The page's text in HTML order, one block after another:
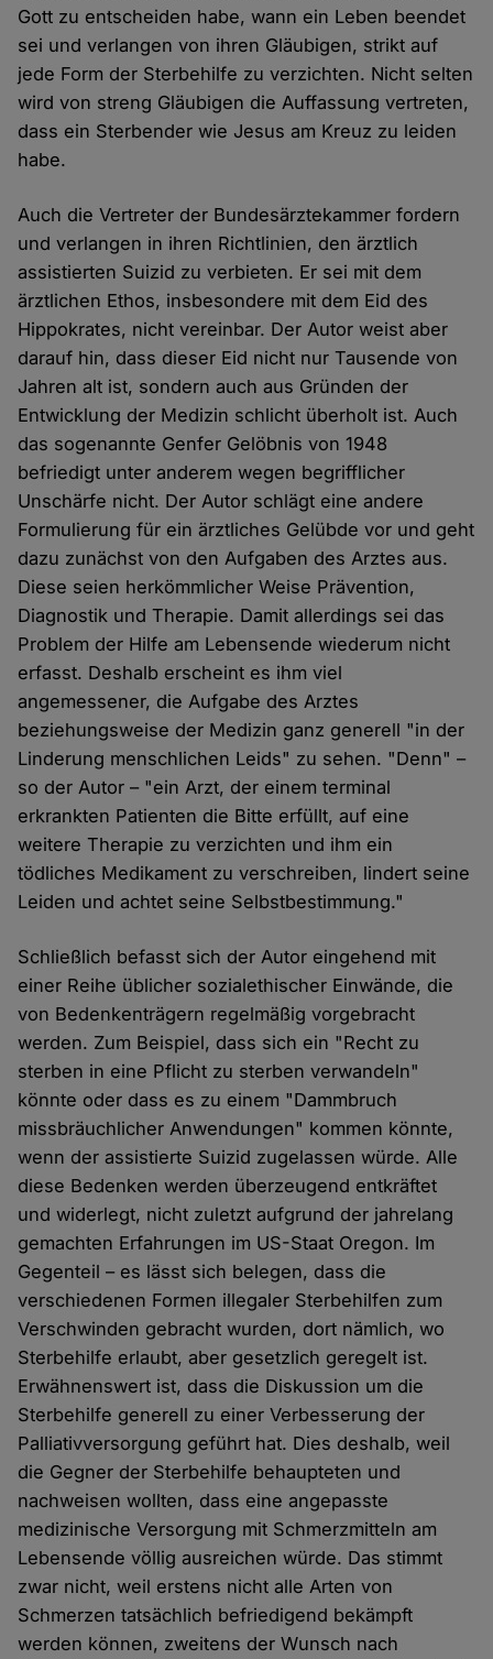
Gott zu entscheiden habe, wann ein Leben beendet
sei und verlangen von ihren Gläubigen, strikt auf
jede Form der Sterbehilfe zu verzichten. Nicht selten
wird von streng Gläubigen die Auffassung vertreten,
dass ein Sterbender wie Jesus am Kreuz zu leiden
habe.
Auch die Vertreter der Bundesärztekammer fordern
und verlangen in ihren Richtlinien, den ärztlich
assistierten Suizid zu verbieten. Er sei mit dem
ärztlichen Ethos, insbesondere mit dem Eid des
Hippokrates, nicht vereinbar. Der Autor weist aber
darauf hin, dass dieser Eid nicht nur Tausende von
Jahren alt ist, sondern auch aus Gründen der
Entwicklung der Medizin schlicht überholt ist. Auch
das sogenannte Genfer Gelöbnis von 1948
befriedigt unter anderem wegen begrifflicher
Unschärfe nicht. Der Autor schlägt eine andere
Formulierung für ein ärztliches Gelübde vor und geht
dazu zunächst von den Aufgaben des Arztes aus.
Diese seien herkömmlicher Weise Prävention,
Diagnostik und Therapie. Damit allerdings sei das
Problem der Hilfe am Lebensende wiederum nicht
erfasst. Deshalb erscheint es ihm viel
angemessener, die Aufgabe des Arztes
beziehungsweise der Medizin ganz generell "in der
Linderung menschlichen Leids" zu sehen. "Denn" –
so der Autor – "ein Arzt, der einem terminal
erkrankten Patienten die Bitte erfüllt, auf eine
weitere Therapie zu verzichten und ihm ein
tödliches Medikament zu verschreiben, lindert seine
Leiden und achtet seine Selbstbestimmung."
Schließlich befasst sich der Autor eingehend mit
einer Reihe üblicher sozialethischer Einwände, die
von Bedenkenträgern regelmäßig vorgebracht
werden. Zum Beispiel, dass sich ein "Recht zu
sterben in eine Pflicht zu sterben verwandeln"
könnte oder dass es zu einem "Dammbruch
missbräuchlicher Anwendungen" kommen könnte,
wenn der assistierte Suizid zugelassen würde. Alle
diese Bedenken werden überzeugend entkräftet
und widerlegt, nicht zuletzt aufgrund der jahrelang
gemachten Erfahrungen im US-Staat Oregon. Im
Gegenteil – es lässt sich belegen, dass die
verschiedenen Formen illegaler Sterbehilfen zum
Verschwinden gebracht wurden, dort nämlich, wo
Sterbehilfe erlaubt, aber gesetzlich geregelt ist.
Erwähnenswert ist, dass die Diskussion um die
Sterbehilfe generell zu einer Verbesserung der
Palliativversorgung geführt hat. Dies deshalb, weil
die Gegner der Sterbehilfe behaupteten und
nachweisen wollten, dass eine angepasste
medizinische Versorgung mit Schmerzmitteln am
Lebensende völlig ausreichen würde. Das stimmt
zwar nicht, weil erstens nicht alle Arten von
Schmerzen tatsächlich befriedigend bekämpft
werden können, zweitens der Wunsch nach